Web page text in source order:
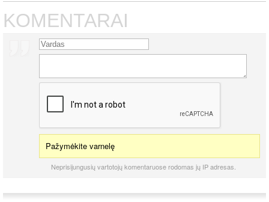
KOMENTARAI
Pažymėkite varnelę
Neprisijungusių vartotojų komentaruose rodomas jų IP adresas.